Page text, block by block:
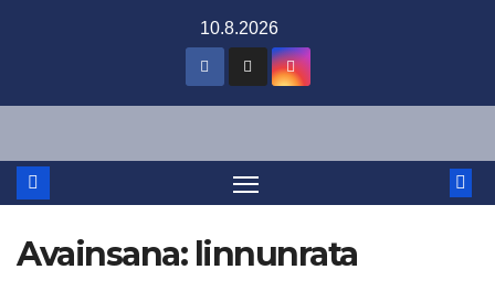
10.8.2026
Avainsana: linnunrata